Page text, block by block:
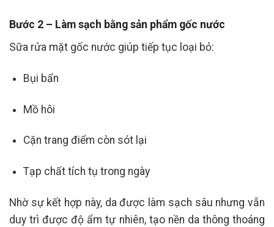
Bước 2 – Làm sạch bằng sản phẩm gốc nước
Sữa rửa mặt gốc nước giúp tiếp tục loại bỏ:
Bụi bẩn
Mồ hôi
Cặn trang điểm còn sót lại
Tạp chất tích tụ trong ngày
Nhờ sự kết hợp này, da được làm sạch sâu nhưng vẫn
duy trì được độ ẩm tự nhiên, tạo nền da thông thoáng